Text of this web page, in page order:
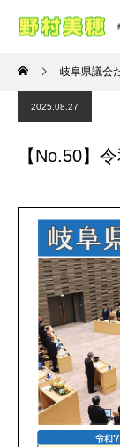
岐阜県議会
2025.08.27
【No.50】